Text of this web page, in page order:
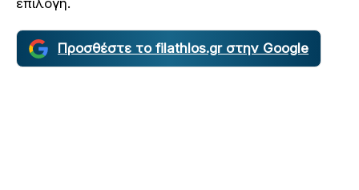
επιλογή.
Προσθέστε το filathlos.gr στην Google